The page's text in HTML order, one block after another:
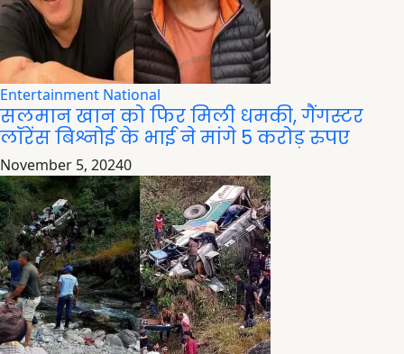
Entertainment National
सलमान खान को फिर मिली धमकी, गैंगस्टर
लॉरेंस बिश्नोई के भाई ने मांगे 5 करोड़ रुपए
November 5, 20240